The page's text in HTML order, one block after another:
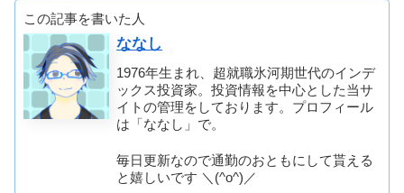
この記事を書いた人
ななし
1976年生まれ、超就職氷河期世代のインデ
ックス投資家。投資情報を中心とした当サ
イトの管理をしております。プロフィール
は「ななし」で。
毎日更新なので通勤のおともにして貰える
と嬉しいです ＼(^o^)／